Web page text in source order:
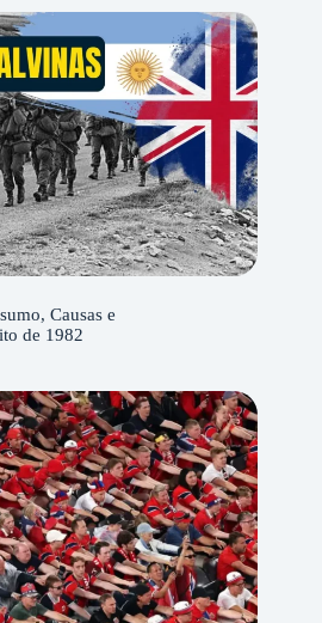
Causas e
de 1982